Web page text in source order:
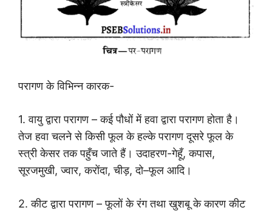
परागण के विभिन्न कारक-
1. वायु द्वारा परागण – कई पौधों में हवा द्वारा परागण होता है।
तेज हवा चलने से किसी फूल के हल्के परागण दूसरे फूल के
स्त्री केसर तक पहुँच जाते हैं। उदाहरण-गेहूँ, कपास,
सूरजमुखी, ज्वार, करोंदा, चीड़, दो–फूल आदि।
2. कीट द्वारा परागण – फूलों के रंग तथा खुशबू के कारण कीट